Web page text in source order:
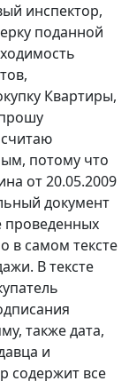
инспектор,
поданной
Квартиры,
потому что
от 20.05.2009
документ
проведенных
в самом тексте
В тексте
также дата,
и
содержит все